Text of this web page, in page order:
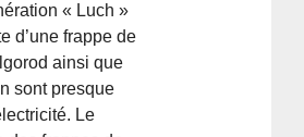
« Luch »
d’une frappe de
ainsi que
sont presque
Le